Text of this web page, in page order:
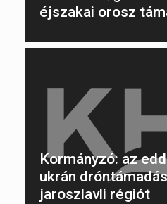
éjszakai orosz
Kormányzó: az
ukrán
jaroszlavli régiót